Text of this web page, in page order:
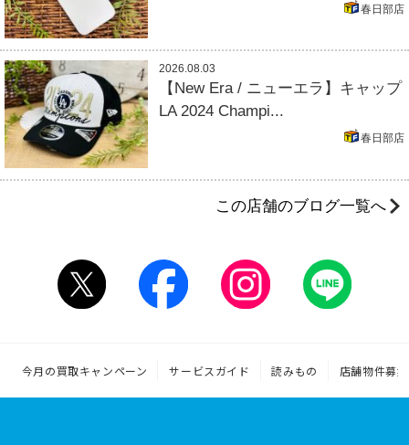
春日部店
2026.08.03
【New Era / ニューエラ】キャップ
LA 2024 Champi...
春日部店
この店舗のブログ一覧へ
今月の買取キャンペーン サービスガイド 読みもの 店舗物件募集